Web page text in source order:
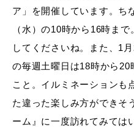
ア」を開催しています。ち
（水）の10時から16時ま
してくださいね。また、1
の毎週土曜日は18時から
こと。イルミネーションも
た違った楽しみ方ができそ
ーム』に一度訪れてみては